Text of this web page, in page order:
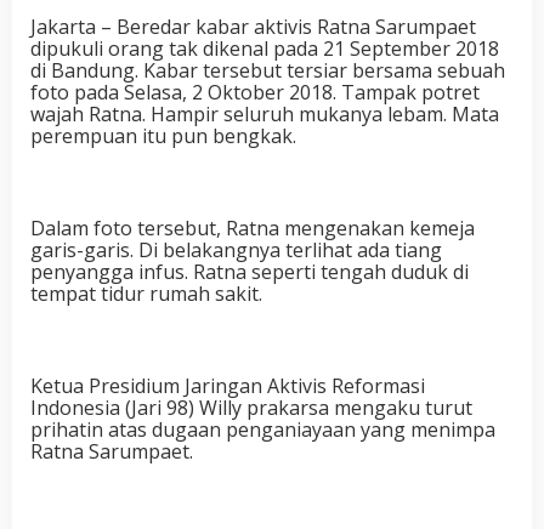
Jakarta – Beredar kabar aktivis Ratna Sarumpaet
dipukuli orang tak dikenal pada 21 September 2018
di Bandung. Kabar tersebut tersiar bersama sebuah
foto pada Selasa, 2 Oktober 2018. Tampak potret
wajah Ratna. Hampir seluruh mukanya lebam. Mata
perempuan itu pun bengkak.
Dalam foto tersebut, Ratna mengenakan kemeja
garis-garis. Di belakangnya terlihat ada tiang
penyangga infus. Ratna seperti tengah duduk di
tempat tidur rumah sakit.
Ketua Presidium Jaringan Aktivis Reformasi
Indonesia (Jari 98) Willy prakarsa mengaku turut
prihatin atas dugaan penganiayaan yang menimpa
Ratna Sarumpaet.